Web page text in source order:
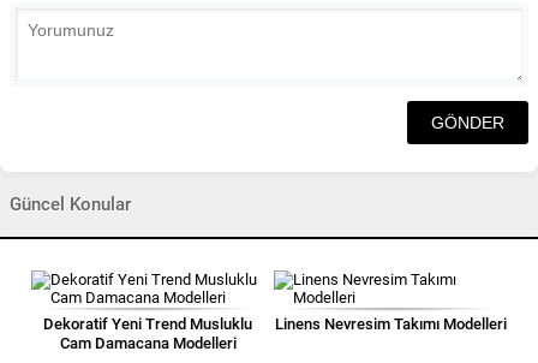
Güncel Konular
Dekoratif Yeni Trend Musluklu
Cam Damacana Modelleri
Linens Nevresim Takımı Modelleri